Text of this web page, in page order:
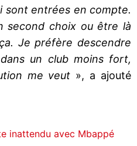
sont entrées en compte.
second choix ou être là
Je préfère descendre
un club moins fort,
me veut », a ajouté
inattendu avec Mbappé